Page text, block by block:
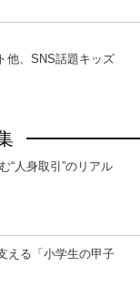
他、SNS話題キッズ
“人身取引”のリアル
える「小学生の甲子